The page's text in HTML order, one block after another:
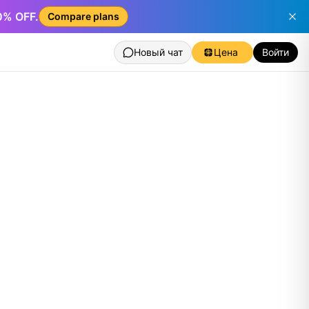
OFF. Compare plans
Новый чат Цена Войти